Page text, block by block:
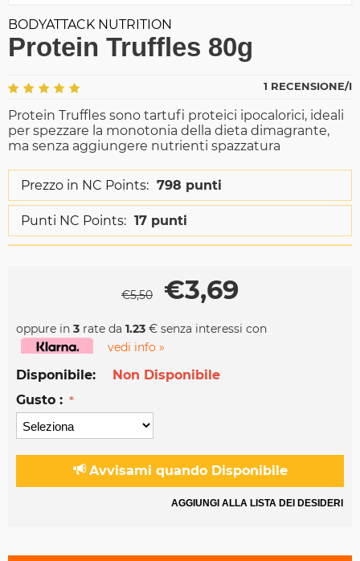
BODYATTACK NUTRITION
Protein Truffles 80g
1 RECENSIONE/I
Protein Truffles sono tartufi proteici ipocalorici, ideali
per spezzare la monotonia della dieta dimagrante,
ma senza aggiungere nutrienti spazzatura
Prezzo in NC Points: 798 punti
Punti NC Points: 17 punti
€5,50 €3,69
oppure in 3 rate da 1.23 € senza interessi con
vedi info »
Disponibile:
Non Disponibile
Gusto :
Avvisami quando Disponibile
AGGIUNGI ALLA LISTA DEI DESIDERI